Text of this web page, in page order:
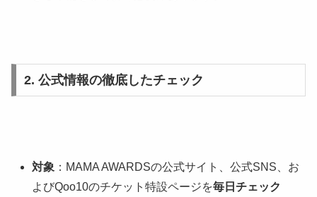
2. 公式情報の徹底したチェック
対象 ：MAMA AWARDSの公式サイト、公式SNS、お
よびQoo10のチケット特設ページを毎日チェック